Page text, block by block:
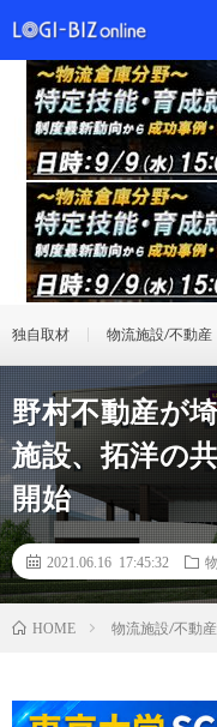
独自取材 物流施設/不動産
野村不動産が
施設、拓洋の
開始
2021.06.16 17:45:32
HOME 物流施設/不動産